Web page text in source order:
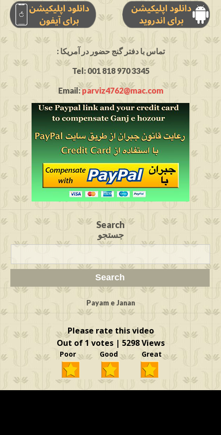
: تماس با دفتر گنج حضور در آمریکا
Tel: 001 818 970 3345
Email:parviz4762@mac.com
Search
جستجو
Payam e Janan
Please rate this video
Out of 1 votes | 5298 Views
Poor Good Great